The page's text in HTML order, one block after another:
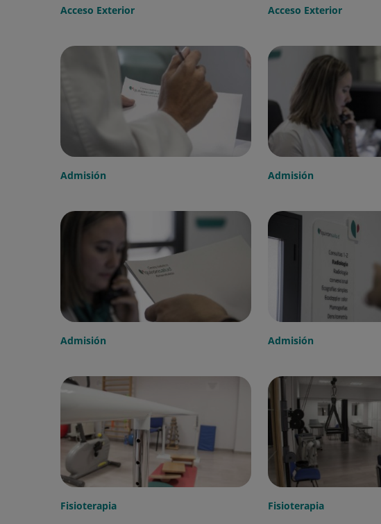
Acceso Exterior Acceso Exterior
Admisión Admisión
Admisión Admisión
Fisioterapia Fisioterapia